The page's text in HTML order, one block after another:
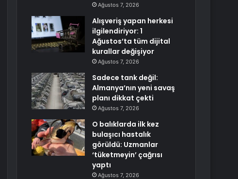
Ağustos 7, 2026
Alışveriş yapan herkesi
ilgilendiriyor: 1
Ağustos’ta tüm dijital
kurallar değişiyor
Ağustos 7, 2026
Sadece tank değil:
Almanya’nın yeni savaş
planı dikkat çekti
Ağustos 7, 2026
O balıklarda ilk kez
bulaşıcı hastalık
görüldü: Uzmanlar
‘tüketmeyin’ çağrısı
yaptı
Ağustos 7, 2026